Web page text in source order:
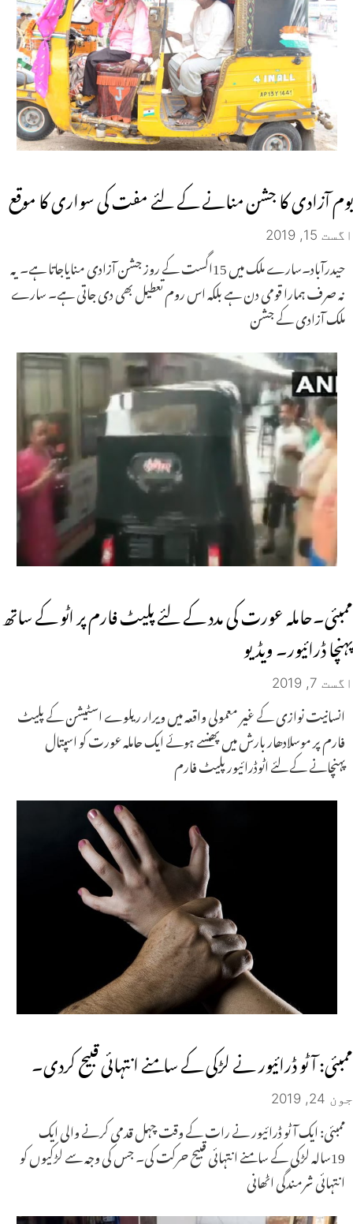
یوم آزادی کا جشن منانے کے لئے مفت کی سواری کا موقع
اگست 15, 2019
حیدرآباد۔سارے ملک میں 15اگست کے روز جشن آزادی منایاجاتا ہے۔ یہ
نہ صرف ہمارا قومی دن ہے بلکہ اس روم تعطیل بھی دی جاتی ہے۔ سارے
ملک آزادی کے جشن
ممبئی۔حاملہ عورت کی مدد کے لئے پلیٹ فارم پر اٹو کے ساتھ
پہنچا ڈرائیور۔ ویڈیو
اگست 7, 2019
انسانیت نوازی کے غیر معمولی واقعہ میں ویرار ریلوے اسٹیشن کے پلیٹ
فارم پر موسلادھار بارش میں پھنسے ہوئے ایک حاملہ عورت کو اسپتال
پہنچانے کے لئے اٹوڈرائیور پلیٹ فارم
ممبئی: آٹو ڈرائیور نے لڑکی کے سامنے انتہائی قبیح کردی۔
جون 24, 2019
ممبئی: ایک آٹو ڈرائیور نے رات کے وقت چہل قدمی کرنے والی ایک
19سالہ لڑکی کے سامنے انتہائی قبیح حرکت کی۔ جس کی وجہ سے لڑکیوں کو
انتہائی شرمندگی اٹھانی